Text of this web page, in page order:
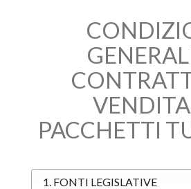
PACCHETTI
1. FONTI LEGISLATIVE